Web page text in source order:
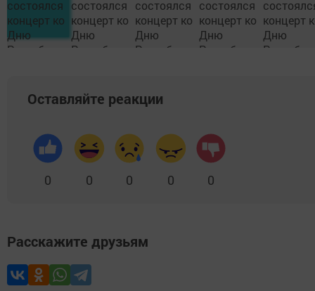
Оставляйте реакции
0 0 0 0 0
Расскажите друзьям